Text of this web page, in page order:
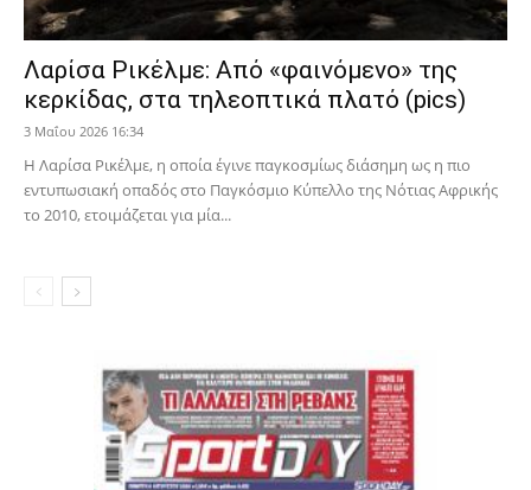
Λαρίσα Ρικέλμε: Από «φαινόμενο» της
κερκίδας, στα τηλεοπτικά πλατό (pics)
3 Μαΐου 2026 16:34
Η Λαρίσα Ρικέλμε, η οποία έγινε παγκοσμίως διάσημη ως η πιο
εντυπωσιακή οπαδός στο Παγκόσμιο Κύπελλο της Νότιας Αφρικής
το 2010, ετοιμάζεται για μία...